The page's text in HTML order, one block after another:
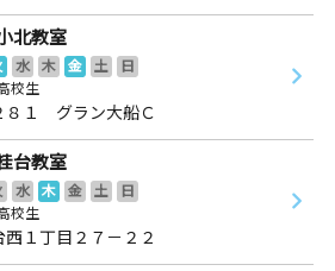
北教室
水 木 金 土
日
校生
８１ グラン大船Ｃ
台教室
水 木 金 土
日
校生
１丁目２７－２２